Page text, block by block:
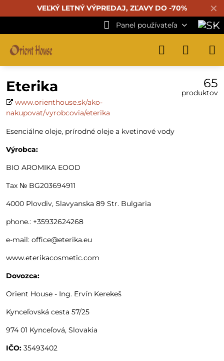
✕
VEĽKÝ LETNÝ VÝPREDAJ, ZĽAVY DO -70%
Panel používateľa
Eterika
www.orienthouse.sk/ako-
nakupovat/vyrobcovia/eterika
65
produktov
Esenciálne oleje, prírodné oleje a kvetinové vody
Výrobca:
BIO AROMIKA EOOD
Tax № BG203694911
4000 Plovdiv, Slavyanska 89 Str. Bulgaria
phone.: +35932624268
e-mail: office@eterika.eu
www.eterikacosmetic.com
Dovozca:
Orient House - Ing. Ervín Kerekeš
Kynceľovská cesta 57/25
974 01 Kynceľová, Slovakia
IČO: 35493402